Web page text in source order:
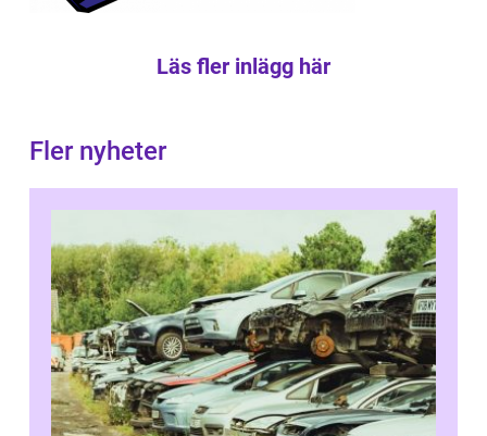
Läs fler inlägg här
Fler nyheter